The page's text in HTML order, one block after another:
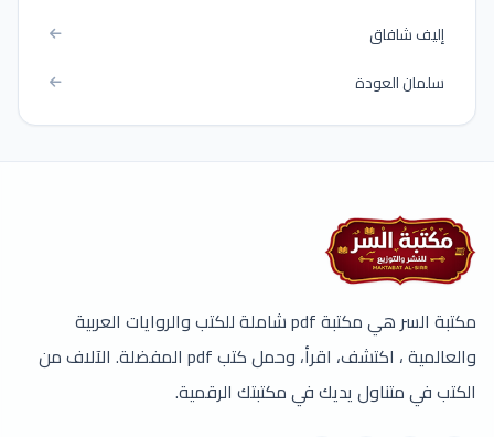
إليف شافاق
سلمان العودة
مكتبة السر هي مكتبة pdf شاملة للكتب والروايات العربية
والعالمية ، اكتشف، اقرأ، وحمل كتب pdf المفضلة. الآلاف من
الكتب في متناول يديك في مكتبتك الرقمية.